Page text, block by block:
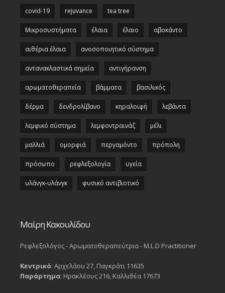
covid-19 rejuvance tea tree
Μικροσυστήματα έλαια έλαιο αβοκάντο
αιθέρια έλαια ανοσοποιητικό σύστημα
αντανακλαστικά σημεία αντιγήρανση
αρωματοθεραπεία βάμματα βασιλικός
δέρμα δενδρολίβανο κηραλοιφή λεβάντα
λεμφικό σύστημα λεμφοντραινάζ μέλι
μαλλιά ομορφιά περγαμόντο πρόπολη
πρόσωπο ρεφλεξολογία υγεία
υλάνγκ-υλάνγκ φυσικό αντιβιοτικό
Μαίρη Κακουλίδου
Ρεφλεξολόγος - Αρωματοθεραπεύτρια - M.L.D Practitioner
Κεντρικό: Αρχελάου 27, Παγκράτι 11635
Παράρτημα: Ηρακλέους 216, Καλλιθέα 17673